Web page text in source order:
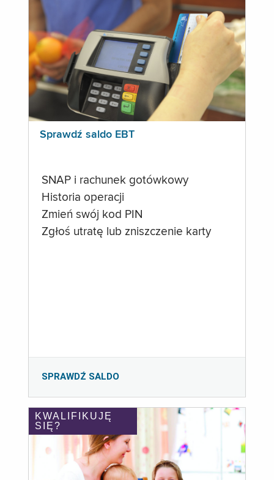
Sprawdź saldo EBT
SNAP i rachunek gotówkowy
Historia operacji
Zmień swój kod PIN
Zgłoś utratę lub zniszczenie karty
SPRAWDŹ SALDO
KWALIFIKUJĘ
SIĘ?